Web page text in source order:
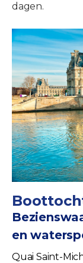
dagen.
en
Quai Saint-